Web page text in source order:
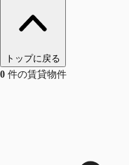
トップに戻る
0 件の賃貸物件